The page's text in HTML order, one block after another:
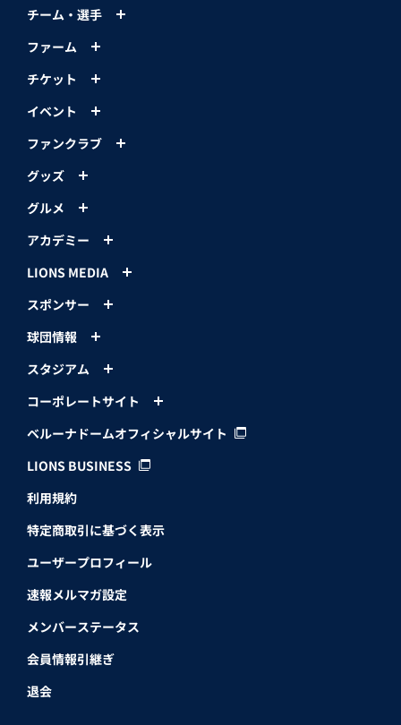
チーム・選手
ファーム
チケット
イベント
ファンクラブ
グッズ
グルメ
アカデミー
LIONS MEDIA
スポンサー
球団情報
スタジアム
コーポレートサイト
ベルーナドームオフィシャルサイト
LIONS BUSINESS
利用規約
特定商取引に基づく表示
ユーザープロフィール
速報メルマガ設定
メンバーステータス
会員情報引継ぎ
退会